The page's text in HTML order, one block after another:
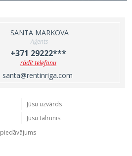
SANTA MARKOVA
Aģents
+371 29222***
rādīt telefonu
santa@rentinriga.com